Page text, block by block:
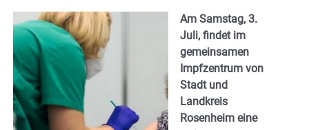
Am Samstag, 3.
Juli, findet im
gemeinsamen
Impfzentrum von
Stadt und
Landkreis
Rosenheim eine